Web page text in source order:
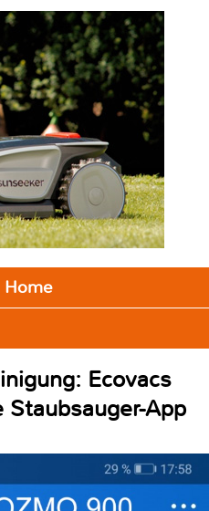
Home
Ecovacs
App